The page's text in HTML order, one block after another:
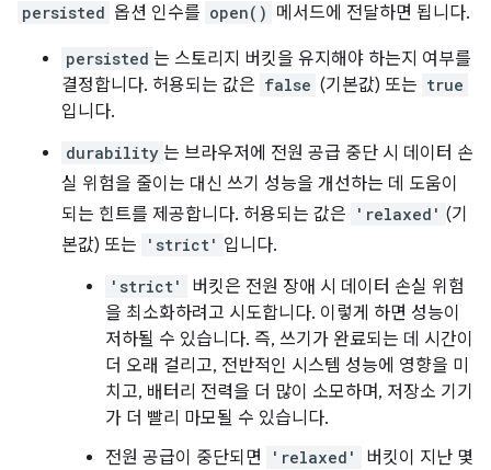
persisted 옵션 인수를 open() 메서드에 전달하면 됩니다.
persisted 는 스토리지 버킷을 유지해야 하는지 여부를
결정합니다. 허용되는 값은 false (기본값) 또는 true
입니다.
durability 는 브라우저에 전원 공급 중단 시 데이터 손
실 위험을 줄이는 대신 쓰기 성능을 개선하는 데 도움이
되는 힌트를 제공합니다. 허용되는 값은
'relaxed' (기
본값) 또는
'strict' 입니다.
'strict'
버킷은 전원 장애 시 데이터 손실 위험
을 최소화하려고 시도합니다. 이렇게 하면 성능이
저하될 수 있습니다. 즉, 쓰기가 완료되는 데 시간이
더 오래 걸리고, 전반적인 시스템 성능에 영향을 미
치고, 배터리 전력을 더 많이 소모하며, 저장소 기기
가 더 빨리 마모될 수 있습니다.
전원 공급이 중단되면
'relaxed'
버킷이 지난 몇